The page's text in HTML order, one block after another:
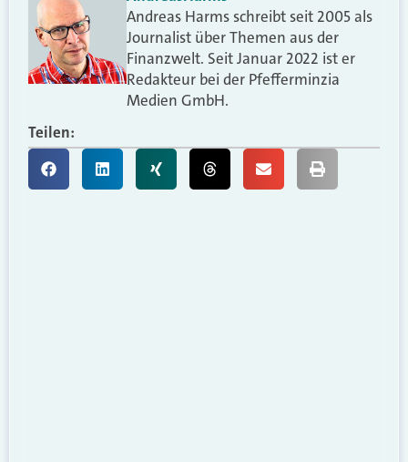
Andreas Harms schreibt seit 2005 als
Journalist über Themen aus der
Finanzwelt. Seit Januar 2022 ist er
Redakteur bei der Pfefferminzia
Medien GmbH.
Teilen: